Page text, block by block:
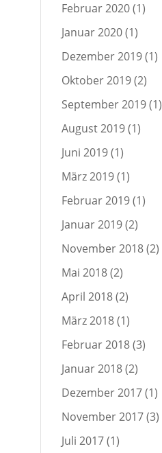
Februar 2020(1)
Januar 2020(1)
Dezember 2019(1)
Oktober 2019(2)
September 2019(1)
August 2019(1)
Juni 2019(1)
März 2019(1)
Februar 2019(1)
Januar 2019(2)
November 2018(2)
Mai 2018(2)
April 2018(2)
März 2018(1)
Februar 2018(3)
Januar 2018(2)
Dezember 2017(1)
November 2017(3)
Juli 2017(1)